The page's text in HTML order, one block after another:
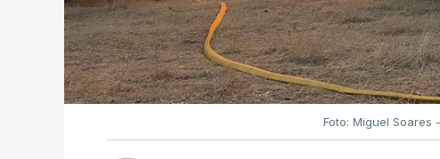
Foto: Miguel Soares